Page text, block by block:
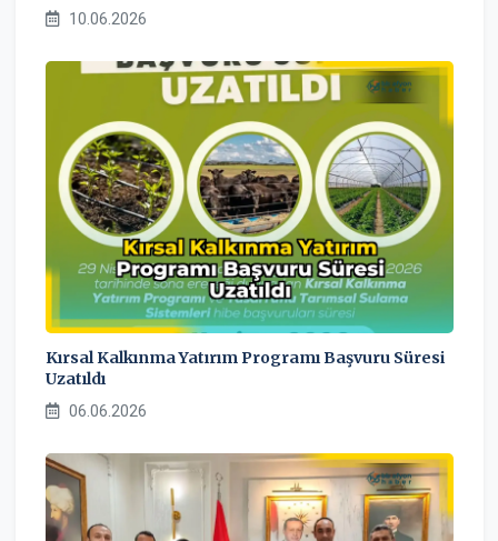
10.06.2026
Kırsal Kalkınma Yatırım Programı Başvuru Süresi
Uzatıldı
06.06.2026